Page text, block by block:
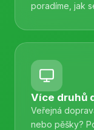
poradíme, jak
Více druhů
Veřejná
nebo pěšky?